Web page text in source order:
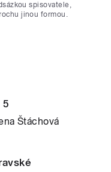
spisovatele,
jinou formou.
5
Štáchová